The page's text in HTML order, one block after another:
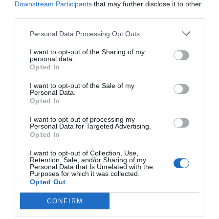
Downstream Participants that may further disclose it to other
Personal Data Processing Opt Outs
I want to opt-out of the Sharing of my
personal data.
Opted In
I want to opt-out of the Sale of my
Personal Data.
Opted In
I want to opt-out of processing my
Personal Data for Targeted Advertising.
Opted In
I want to opt-out of Collection, Use,
Retention, Sale, and/or Sharing of my
Personal Data that Is Unrelated with the
Purposes for which it was collected.
Opted Out
CONFIRM
tienen en la salud o la actividad biológica de las personas
vino son ricos en monómeros y polímeros de bajo peso
molecular, mientras que los taninos de las semillas de uva
tienen estructuras más complejas con polímeros de mayor
Este estudio en el que ha participado el Instituto andaluz
ofrece información sobre el tipo concreto de compuestos
que hay que estudiar con detenimiento para poder conocer
mejor qué actividad biológica pueden ejercer en función
de su procedencia. Se trata de los conocidos como
'metabolitos'. Anteriormente se había llevado a cabo
estudios de varias actividades biológicas empleando los
taninos presentes en vino o semilla sin atender a
latransformación que sufren al ingerirse o absorberse.